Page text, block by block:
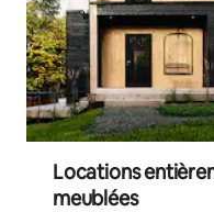
Locations
meublées